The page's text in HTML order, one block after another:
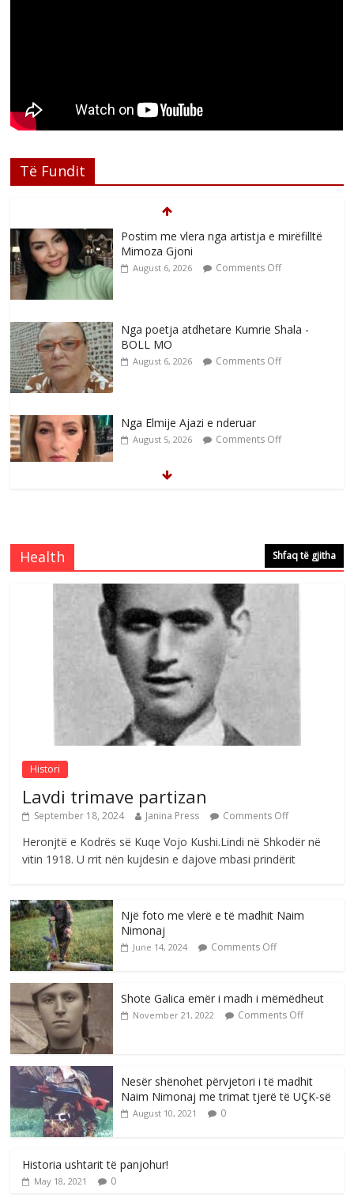
Të Fundit
Postim me vlera nga artistja e mirëfilltë
Mimoza Gjoni
August 6, 2026 Comments Off
Nga poetja atdhetare Kumrie Shala -
BOLL MO
August 6, 2026 Comments Off
Nga Elmije Ajazi e nderuar
August 5, 2026 Comments Off
Comments Off
Çlirimtari Mentor Mushkolaj nderohet
me mirenjohje nga Xhevdet Qeriqi Dega
e invalidëve në Fushë Kosovë
August 4, 2026 Comments Off
Sulm , pse të dua ty
August 8, 2026 Comments Off
Health Shfaq të gjitha
Histori
Lavdi trimave partizan
September 18, 2024 Janina Press Comments Off
Heronjtë e Kodrës së Kuqe Vojo Kushi.Lindi në Shkodër në
vitin 1918. U rrit nën kujdesin e dajove mbasi prindërit
Një foto me vlerë e të madhit Naim
Nimonaj
June 14, 2024 Comments Off
Shote Galica emër i madh i mëmëdheut
November 21, 2022 Comments Off
Nesër shënohet përvjetori i të madhit
Naim Nimonaj me trimat tjerë të UÇK-së
August 10, 2021 0
Historia ushtarit të panjohur!
May 18, 2021 0